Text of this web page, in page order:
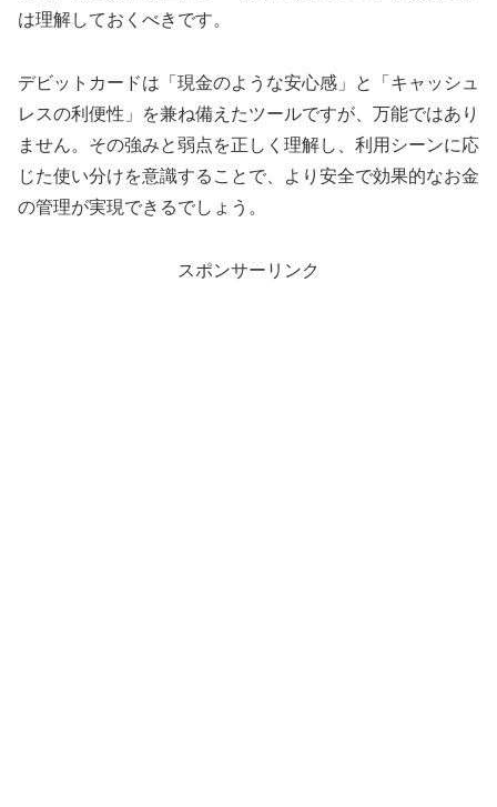
は理解しておくべきです。
デビットカードは「現金のような安心感」と「キャッシュ
レスの利便性」を兼ね備えたツールですが、万能ではあり
ません。その強みと弱点を正しく理解し、利用シーンに応
じた使い分けを意識することで、より安全で効果的なお金
の管理が実現できるでしょう。
スポンサーリンク